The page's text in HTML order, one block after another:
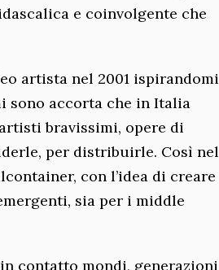
e coinvolgente che
artista nel 2001 ispirandomi
sono accorta che in Italia
bravissimi, opere di
per distribuirle. Così nel
con l’idea di creare
sia per i middle
contatto mondi, generazioni